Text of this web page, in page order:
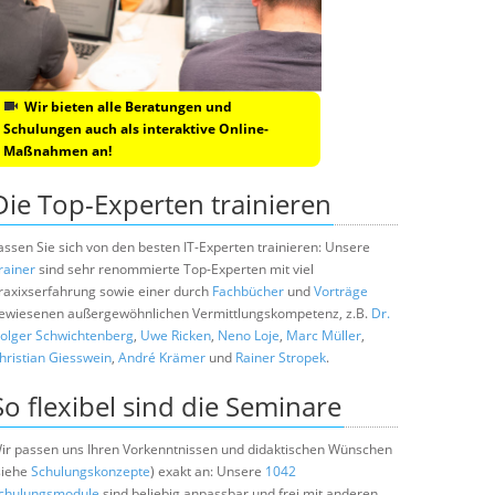
Wir bieten alle Beratungen und
Schulungen auch als interaktive Online-
Maßnahmen an!
Top-Experten trainieren
Sie sich von den besten IT-Experten trainieren: Unsere
sind sehr renommierte Top-Experten mit viel
sowie einer durch Fachbücher undVorträge
außergewöhnlichen Vermittlungskompetenz, z.B. Dr.
Schwichtenberg, Uwe Ricken, Neno Loje, Marc Müller,
Giesswein, André Krämer und Rainer Stropek.
flexibel sind die Seminare
passen uns Ihren Vorkenntnissen und didaktischen Wünschen
Schulungskonzepte) exakt an: Unsere 1042